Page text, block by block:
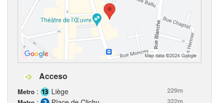
Acceso
Metro : Liège
229m
322m